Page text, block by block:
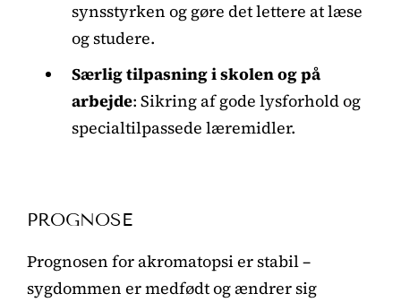
synsstyrken og gøre det lettere at læse
og studere.
Særlig tilpasning i skolen og på
arbejde: Sikring af gode lysforhold og
specialtilpassede læremidler.
PROGNOSE
Prognosen for akromatopsi er stabil –
sygdommen er medfødt og ændrer sig